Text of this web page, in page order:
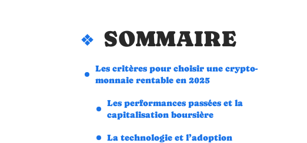
SOMMAIRE
Les critères pour choisir une crypto-
monnaie rentable en 2025
Les performances passées et la
capitalisation boursière
La technologie et l’adoption